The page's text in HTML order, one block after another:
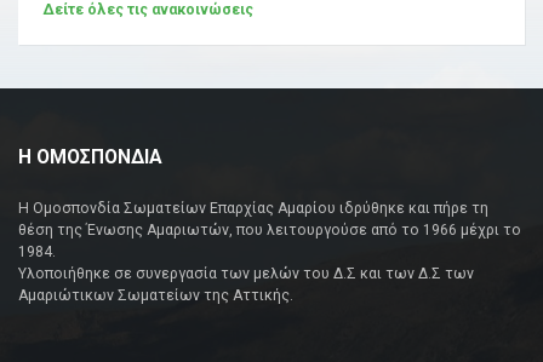
Δείτε όλες τις ανακοινώσεις
Η ΟΜΟΣΠΟΝΔΙΑ
Η Ομοσπονδία Σωματείων Επαρχίας Αμαρίου ιδρύθηκε και πήρε τη
θέση της Ένωσης Αμαριωτών, που λειτουργούσε από το 1966 μέχρι το
1984.
Υλοποιήθηκε σε συνεργασία των μελών του Δ.Σ και των Δ.Σ των
Αμαριώτικων Σωματείων της Αττικής.